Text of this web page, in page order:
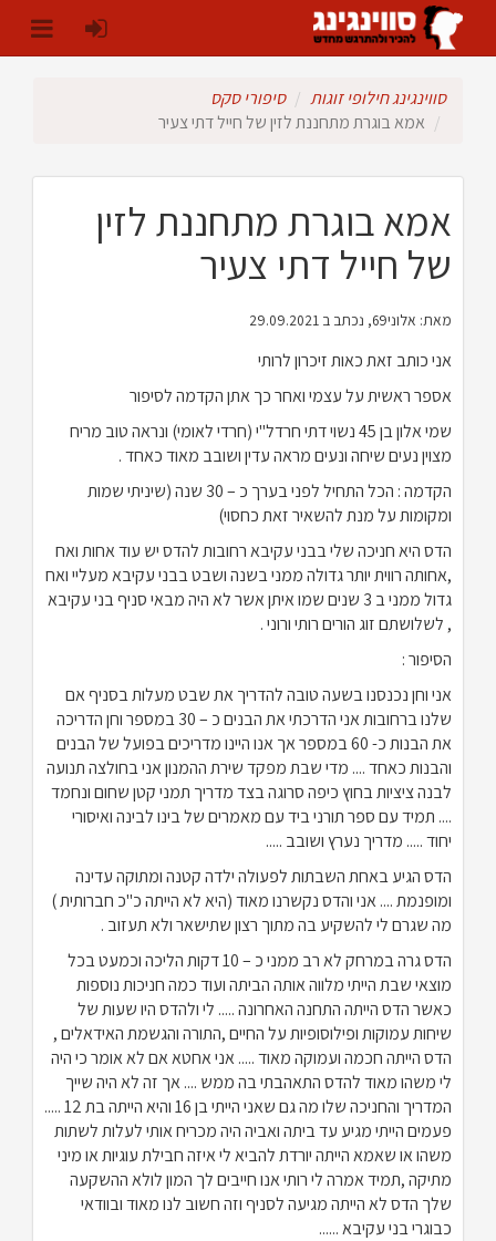
סווינגינג חילופי זוגות
סיפורי סקס
אמא בוגרת מתחננת לזין של חייל דתי צעיר
אמא בוגרת מתחננת לזין
של חייל דתי צעיר
מאת: אלוני69, נכתב ב 29.09.2021
אני כותב זאת כאות זיכרון לרותי
אספר ראשית על עצמי ואחר כך אתן הקדמה לסיפור
שמי אלון בן 45 נשוי דתי חרדל"י (חרדי לאומי) ונראה טוב מריח
מצוין נעים שיחה ונעים מראה עדין ושובב מאוד כאחד .
הקדמה : הכל התחיל לפני בערך כ – 30 שנה (שיניתי שמות
ומקומות על מנת להשאיר זאת כחסוי)
הדס היא חניכה שלי בבני עקיבא רחובות להדס יש עוד אחות ואח
,אחותה רווית יותר גדולה ממני בשנה ושבט בבני עקיבא מעליי ואח
גדול ממני ב 3 שנים שמו איתן אשר לא היה מבאי סניף בני עקיבא
, לשלושתם זוג הורים רותי ורוני .
הסיפור :
אני וחן נכנסנו בשעה טובה להדריך את שבט מעלות בסניף אם
שלנו ברחובות אני הדרכתי את הבנים כ – 30 במספר וחן הדריכה
את הבנות כ- 60 במספר אך אנו היינו מדריכים בפועל של הבנים
והבנות כאחד .... מדי שבת מפקד שירת ההמנון אני בחולצה תנועה
לבנה ציציות בחוץ כיפה סרוגה בצד מדריך תמני קטן שחום ונחמד
.... תמיד עם ספר תורני ביד עם מאמרים של בינו לבינה ואיסורי
יחוד ..... מדריך נערץ ושובב .....
הדס הגיע באחת השבתות לפעולה ילדה קטנה ומתוקה עדינה
ומופנמת .... אני והדס נקשרנו מאוד (היא לא הייתה כ"כ חברותית )
מה שגרם לי להשקיע בה מתוך רצון שתישאר ולא תעזוב .
הדס גרה במרחק לא רב ממני כ – 10 דקות הליכה וכמעט בכל
מוצאי שבת הייתי מלווה אותה הביתה ועוד כמה חניכות נוספות
כאשר הדס הייתה התחנה האחרונה ..... לי ולהדס היו שעות של
שיחות עמוקות ופילוסופיות על החיים ,התורה והגשמת האידאלים ,
הדס הייתה חכמה ועמוקה מאוד ..... אני אחטא אם לא אומר כי היה
לי משהו מאוד להדס התאהבתי בה ממש .... אך זה לא היה שייך
המדריך והחניכה שלו מה גם שאני הייתי בן 16 והיא הייתה בת 12 .....
פעמים הייתי מגיע עד ביתה ואביה היה מכריח אותי לעלות לשתות
משהו או שאמא הייתה יורדת להביא לי איזה חבילת עוגיות או מיני
מתיקה ,תמיד אמרה לי רותי אנו חייבים לך המון לולא ההשקעה
שלך הדס לא הייתה מגיעה לסניף וזה חשוב לנו מאוד ובוודאי
כבוגרי בני עקיבא ......